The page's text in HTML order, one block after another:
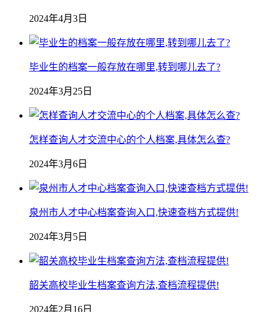
2024年4月3日
毕业生的档案一般存放在哪里,转到哪儿去了?
2024年3月25日
怎样查询人才交流中心的个人档案,具体怎么查?
2024年3月6日
泉州市人才中心档案查询入口,快速查档方式提供!
2024年3月5日
韶关高校毕业生档案查询方法,查档流程提供!
2024年2月16日